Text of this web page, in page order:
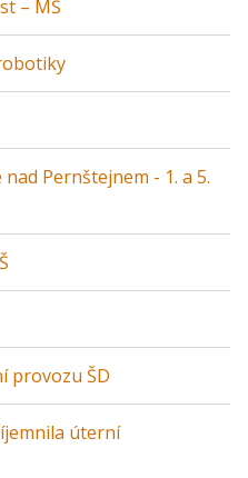
– MŠ
Pernštejnem - 1. a 5.
provozu ŠD
úterní